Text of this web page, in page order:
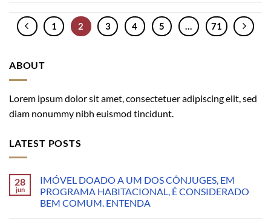
1 2 3 4 5 71
ABOUT
Lorem ipsum dolor sit amet, consectetuer adipiscing elit, sed
diam nonummy nibh euismod tincidunt.
LATEST POSTS
28
jun
IMÓVEL DOADO A UM DOS CÔNJUGES, EM
PROGRAMA HABITACIONAL, É CONSIDERADO
BEM COMUM. ENTENDA